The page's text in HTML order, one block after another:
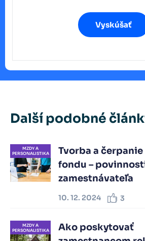
Vyskúšať
Další podobné
MZDY A
PERSONALISTIKA
Tvorba a
fondu –
zamestnávateľa
10. 12. 2024 3
MZDY A
PERSONALISTIKA
Ako poskytovať